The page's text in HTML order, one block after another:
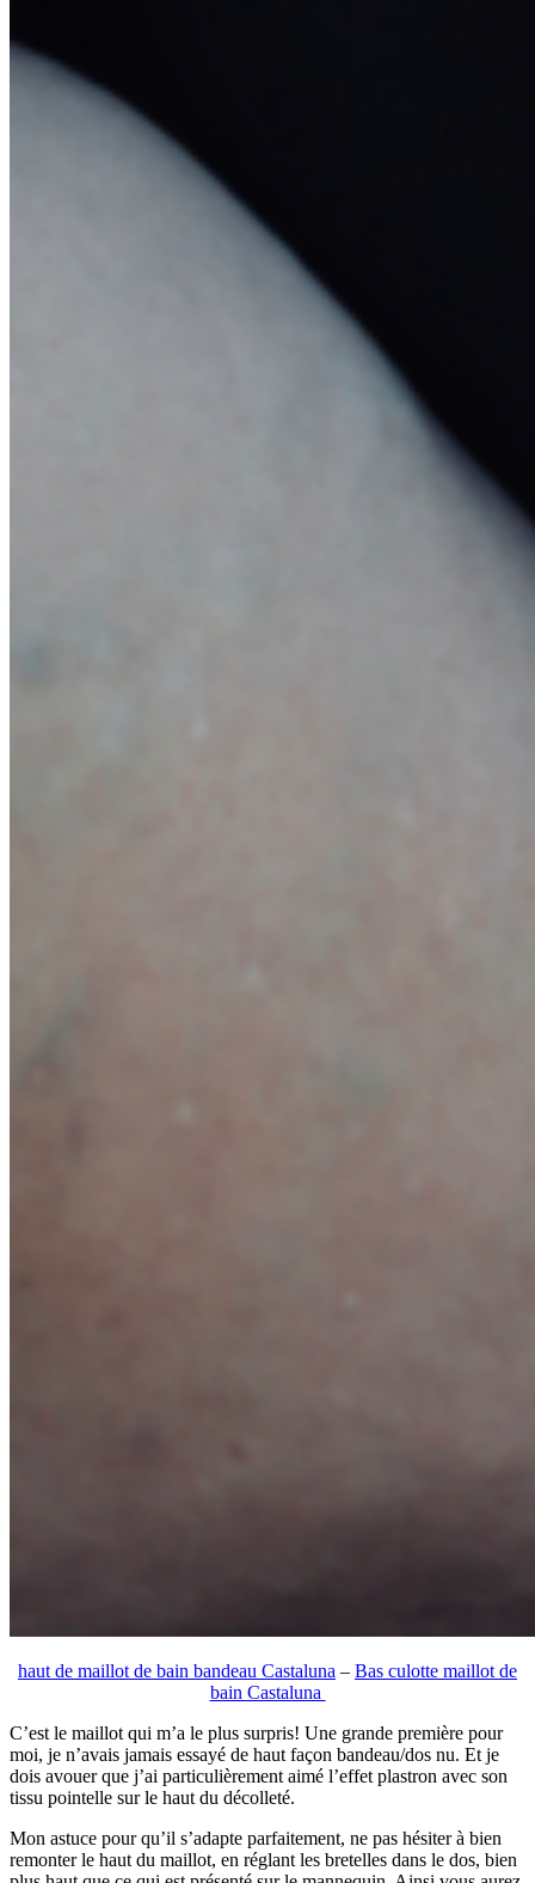
haut de maillot de bain bandeau Castaluna – Bas culotte maillot de
bain Castaluna
C’est le maillot qui m’a le plus surpris! Une grande première pour
moi, je n’avais jamais essayé de haut façon bandeau/dos nu. Et je
dois avouer que j’ai particulièrement aimé l’effet plastron avec son
tissu pointelle sur le haut du décolleté.
Mon astuce pour qu’il s’adapte parfaitement, ne pas hésiter à bien
remonter le haut du maillot, en réglant les bretelles dans le dos, bien